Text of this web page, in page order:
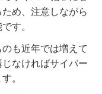
め、注意しながら
す。
も近年では増えて
なければサイバー
。